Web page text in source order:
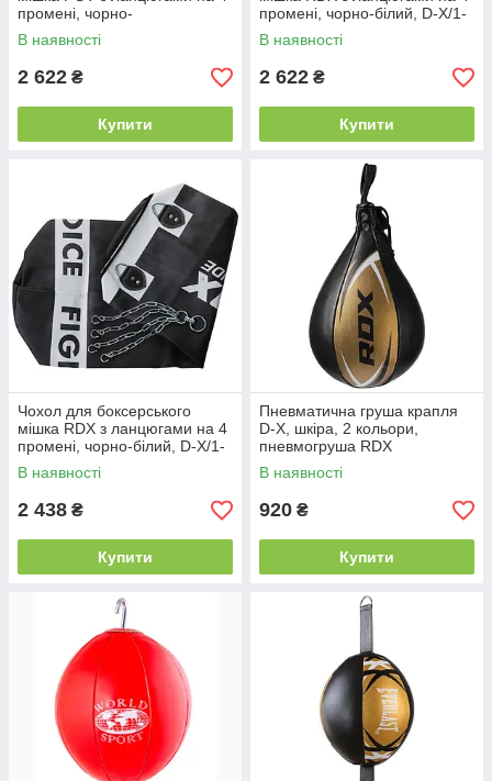
промені, чорно-
жовтогарячий, FT-1-120
В наявності
2 622 ₴
Купити
промені, чорно-білий, D-X/1-
120
В наявності
2 622 ₴
Купити
Чохол для боксерського
мішка RDX з ланцюгами на 4
промені, чорно-білий, D-X/1-
100
В наявності
2 438 ₴
Купити
Пневматична груша крапля
D-X, шкіра, 2 кольори,
пневмогруша RDX
В наявності
920 ₴
Купити